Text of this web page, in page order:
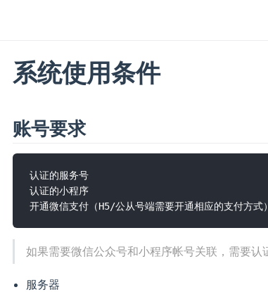
系统使用条件
账号要求
认证的服务号
认证的小程序
如果需要微信公众号和小程序帐号关联，需要认
服务器